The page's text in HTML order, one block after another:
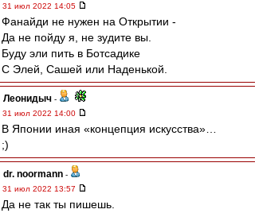
31 июл 2022 14:05
Фанайди не нужен на Открытии -
Да не пойду я, не зудите вы.
Буду эли пить в Ботсадике
С Элей, Сашей или Наденькой.
Леонидыч -
31 июл 2022 14:00
В Японии иная «концепция искусства»…
;)
dr. noormann -
31 июл 2022 13:57
Да не так ты пишешь.